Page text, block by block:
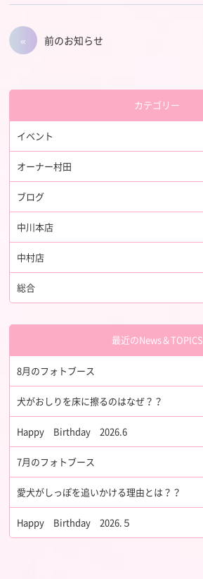
前のお知らせ
カテゴリー
イベント
オーナー村田
ブログ
中川本店
中村店
総合
最近のNews＆TOPICS
8月のフォトブース
犬がおしりを床に擦るのはなぜ？？
Happy Birthday 2026.6
7月のフォトブース
愛犬がしっぽを追いかける理由とは？？
Happy Birthday 2026.５